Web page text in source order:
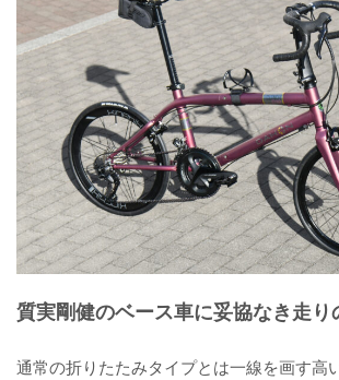
質実剛健のベース車に妥協なき走り
通常の折りたたみタイプとは一線を画す高